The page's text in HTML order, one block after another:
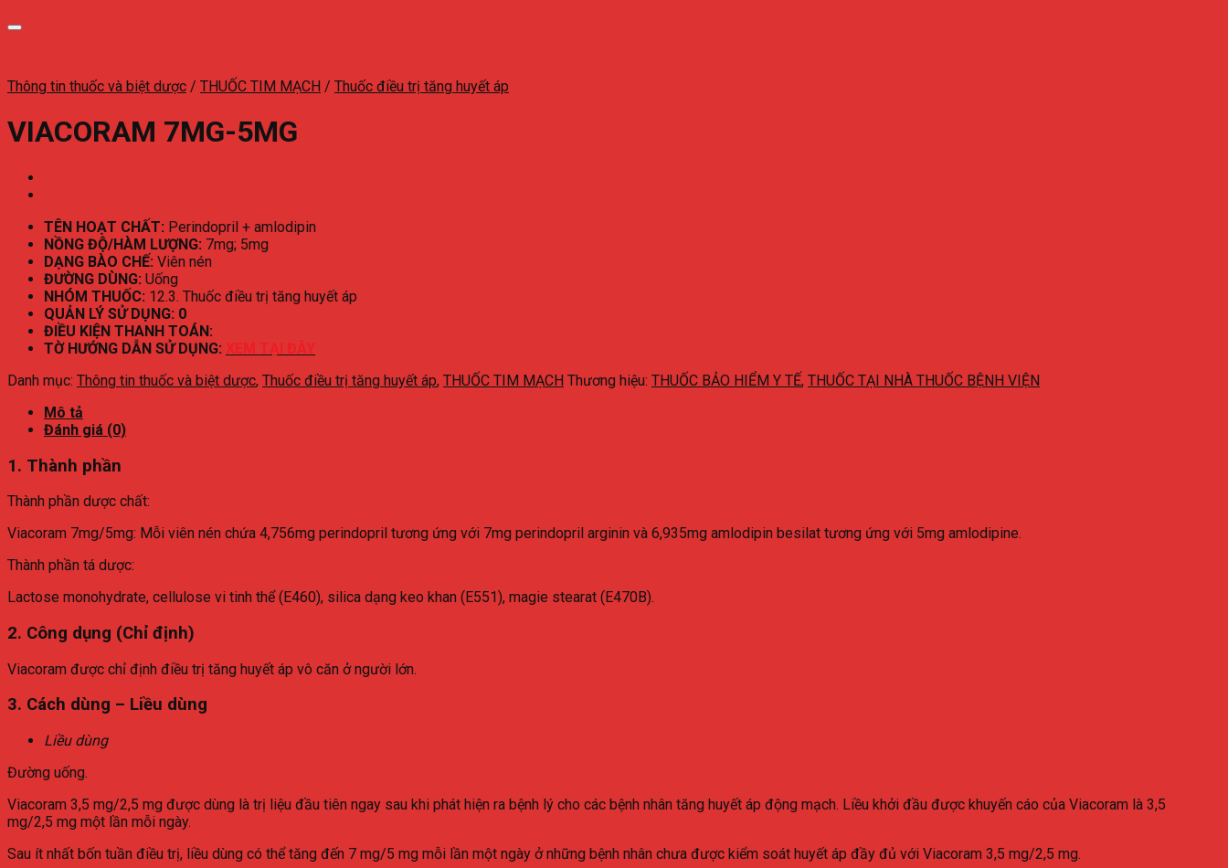
Thông tin thuốc và biệt dược / THUỐC TIM MẠCH / Thuốc điều trị tăng huyết áp
VIACORAM 7MG-5MG
TÊN HOẠT CHẤT: Perindopril + amlodipin
NỒNG ĐỘ/HÀM LƯỢNG: 7mg; 5mg
DẠNG BÀO CHẾ: Viên nén
ĐƯỜNG DÙNG: Uống
NHÓM THUỐC: 12.3. Thuốc điều trị tăng huyết áp
QUẢN LÝ SỬ DỤNG: 0
ĐIỀU KIỆN THANH TOÁN:
TỜ HƯỚNG DẪN SỬ DỤNG: XEM TẠI ĐÂY
Danh mục: Thông tin thuốc và biệt dược, Thuốc điều trị tăng huyết áp, THUỐC TIM MẠCH Thương hiệu: THUỐC BẢO HIỂM Y TẾ, THUỐC TẠI NHÀ THUỐC BỆNH VIỆN
Mô tả
Đánh giá (0)
1. Thành phần
Thành phần dược chất:
Viacoram 7mg/5mg: Mỗi viên nén chứa 4,756mg perindopril tương ứng với 7mg perindopril arginin và 6,935mg amlodipin besilat tương ứng với 5mg amlodipine.
Thành phần tá dược:
Lactose monohydrate, cellulose vi tinh thể (E460), silica dạng keo khan (E551), magie stearat (E470B).
2. Công dụng (Chỉ định)
Viacoram được chỉ định điều trị tăng huyết áp vô căn ở người lớn.
3. Cách dùng – Liều dùng
Liều dùng
Đường uống.
Viacoram 3,5 mg/2,5 mg được dùng là trị liệu đầu tiên ngay sau khi phát hiện ra bệnh lý cho các bệnh nhân tăng huyết áp động mạch. Liều khởi đầu được khuyến cáo của Viacoram là 3,5
mg/2,5 mg một lần mỗi ngày.
Sau ít nhất bốn tuần điều trị, liều dùng có thể tăng đến 7 mg/5 mg mỗi lần một ngày ở những bệnh nhân chưa được kiểm soát huyết áp đầy đủ với Viacoram 3,5 mg/2,5 mg.